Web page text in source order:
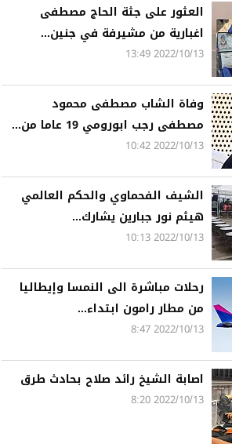
العثور على جثة الحاج مصطفى
اغبارية من مشيرفة في جنين...
2022/10/13 13:49
وفاة الشاب مصطفى محمود
مصطفى رجب ابورومي 19 عاما من...
2022/10/13 10:42
الشيف الفحماوي والحكم العالمي
هيثم نور جبارين يشارك...
2022/10/13 10:13
رحلات مباشرة الى النمسا وإيطاليا
من مطار رامون ابتداء...
2022/10/13 8:47
اصابة الشيخ رائد صلاح بحادث طرق
2022/10/13 8:20